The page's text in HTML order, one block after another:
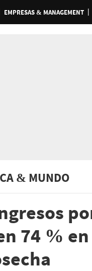
EMPRESAS & MANAGEMENT
& MUNDO
74 %